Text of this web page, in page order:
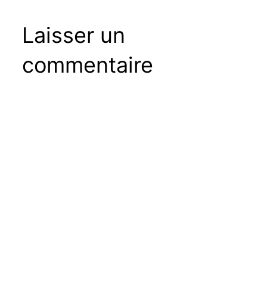
Laisser un
commentaire